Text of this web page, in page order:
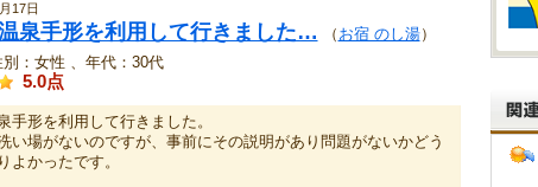
17日
泉手形を利用して行きました… （ お宿 のし湯）
：女性 、年代：30代
5.0点
手形を利用して行きました。
い場がないのですが、事前にその説明があり問題がないかどう
よかったです。